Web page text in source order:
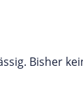
Bisher